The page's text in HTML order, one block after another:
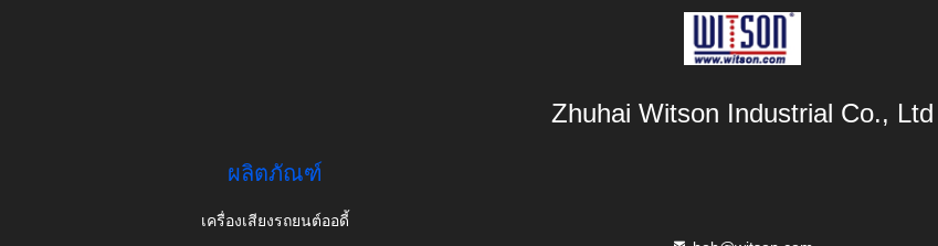
Zhuhai Witson Industrial Co., Ltd
ผลิตภัณฑ์
เครื่องเสียงรถยนต์ออดี้